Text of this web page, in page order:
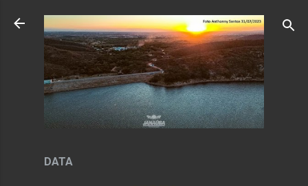
Pular para o conteúdo principal
DATA